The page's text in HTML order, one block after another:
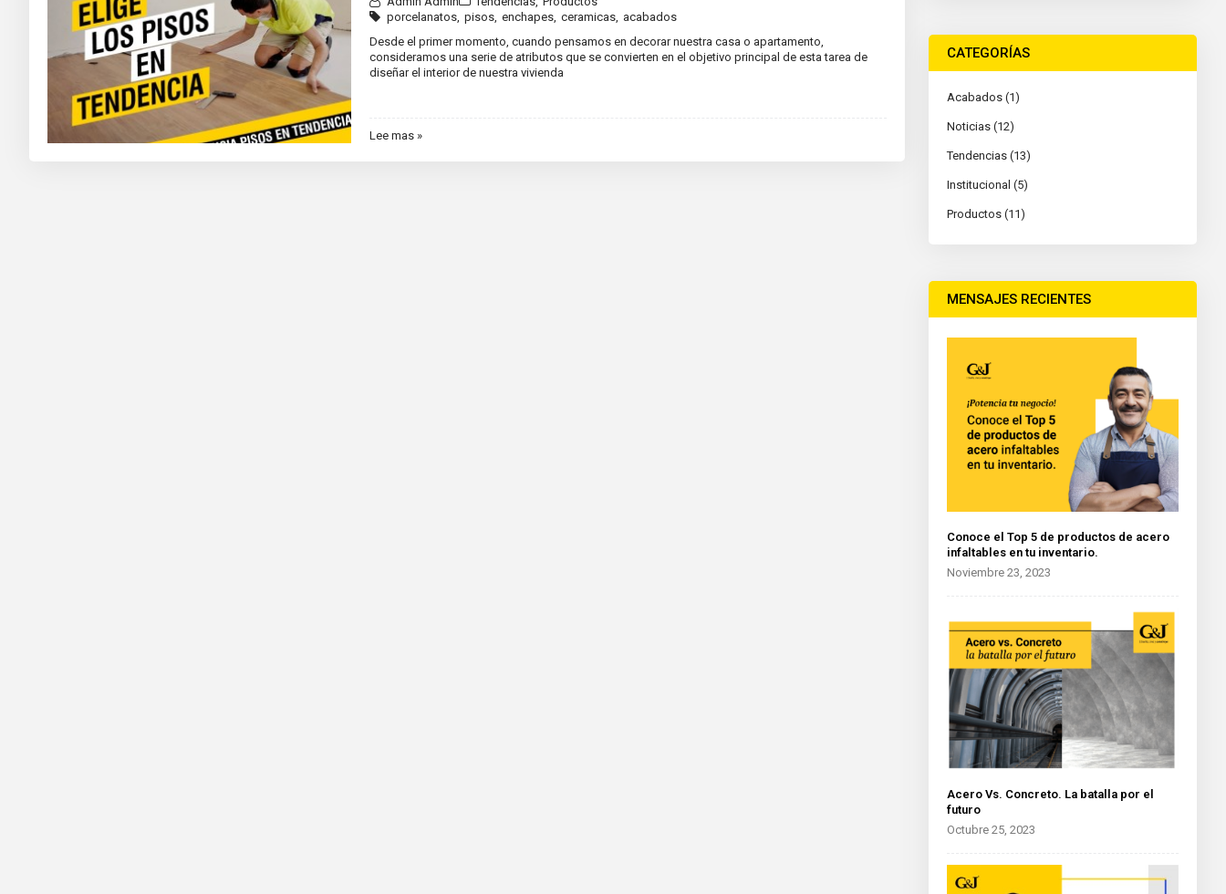
porcelanatos, pisos, enchapes, ceramicas, acabados
Desde el primer momento, cuando pensamos en decorar nuestra casa o apartamento,
consideramos una serie de atributos que se convierten en el objetivo principal de esta tarea de
diseñar el interior de nuestra vivienda
Lee mas »
CATEGORÍAS
Acabados (1)
Noticias (12)
Tendencias (13)
Institucional (5)
Productos (11)
MENSAJES RECIENTES
Conoce el Top 5 de productos de acero
infaltables en tu inventario.
Noviembre 23, 2023
Acero Vs. Concreto. La batalla por el
futuro
Octubre 25, 2023